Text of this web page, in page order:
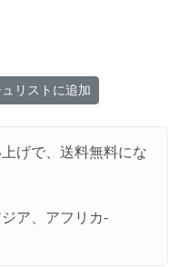
リストに追加
げで、送料無料にな
ア、アフリカ-